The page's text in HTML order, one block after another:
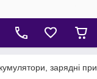
зарядні